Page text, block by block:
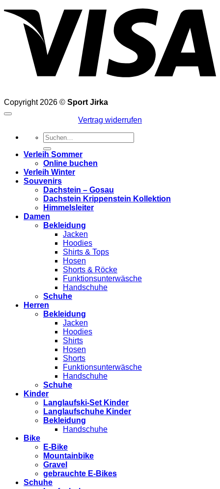
Copyright 2026 © Sport Jirka
Vertrag widerrufen
Suchen
nach:
Verleih Sommer
Online buchen
Verleih Winter
Souvenirs
Dachstein – Gosau
Dachstein Krippenstein Kollektion
Himmelsleiter
Damen
Bekleidung
Jacken
Hoodies
Shirts & Tops
Hosen
Shorts & Röcke
Funktionsunterwäsche
Handschuhe
Schuhe
Herren
Bekleidung
Jacken
Hoodies
Shirts
Hosen
Shorts
Funktionsunterwäsche
Handschuhe
Schuhe
Kinder
Langlaufski-Set Kinder
Langlaufschuhe Kinder
Bekleidung
Handschuhe
Bike
E-Bike
Mountainbike
Gravel
gebrauchte E-Bikes
Schuhe